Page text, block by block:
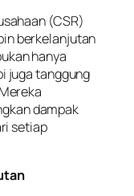
(CSR)
berkelanjutan
hanya
juga tanggung
dampak
setiap